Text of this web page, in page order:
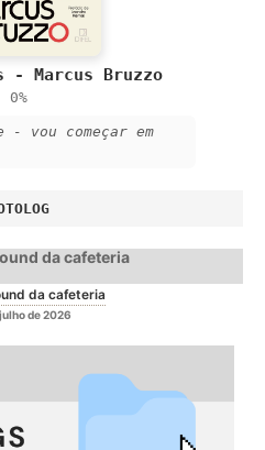
- Marcus Bruzzo
0%
- vou começar em
da cafeteria
de 2026